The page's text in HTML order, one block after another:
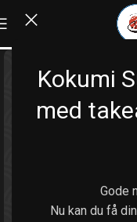
Kokumi
med
Gode
Nu kan du få
Klik for at